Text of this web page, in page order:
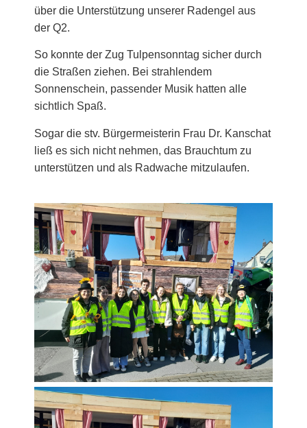
über die Unterstützung unserer Radengel aus
der Q2.
So konnte der Zug Tulpensonntag sicher durch
die Straßen ziehen. Bei strahlendem
Sonnenschein, passender Musik hatten alle
sichtlich Spaß.
Sogar die stv. Bürgermeisterin Frau Dr. Kanschat
ließ es sich nicht nehmen, das Brauchtum zu
unterstützen und als Radwache mitzulaufen.